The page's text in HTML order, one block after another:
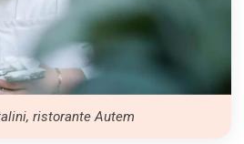
ristorante Autem